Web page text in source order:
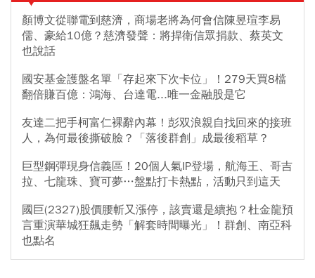
顏博文從聯電到慈濟，商場老將為何會信陳昱瑄李易
儒、豪給10億？慈濟發聲：將捍衛信眾捐款、蔡英文
也說話
國安基金護盤名單「存起來下次卡位」！279天買8檔
翻倍賺百億：鴻海、台達電...唯一金融股是它
友達二把手柯富仁裸辭內幕！彭双浪親自找回來的接班
人，為何最後撕破臉？「落後群創」成最後稻草？
巨型鋼彈現身信義區！20個人氣IP登場，航海王、哥吉
拉、七龍珠、寶可夢…盤點打卡熱點，活動只到這天
國巨(2327)股價腰斬又漲停，該賣還是續抱？杜金龍預
言重演華城狂飆走勢「解套時間曝光」！群創、南亞科
也點名